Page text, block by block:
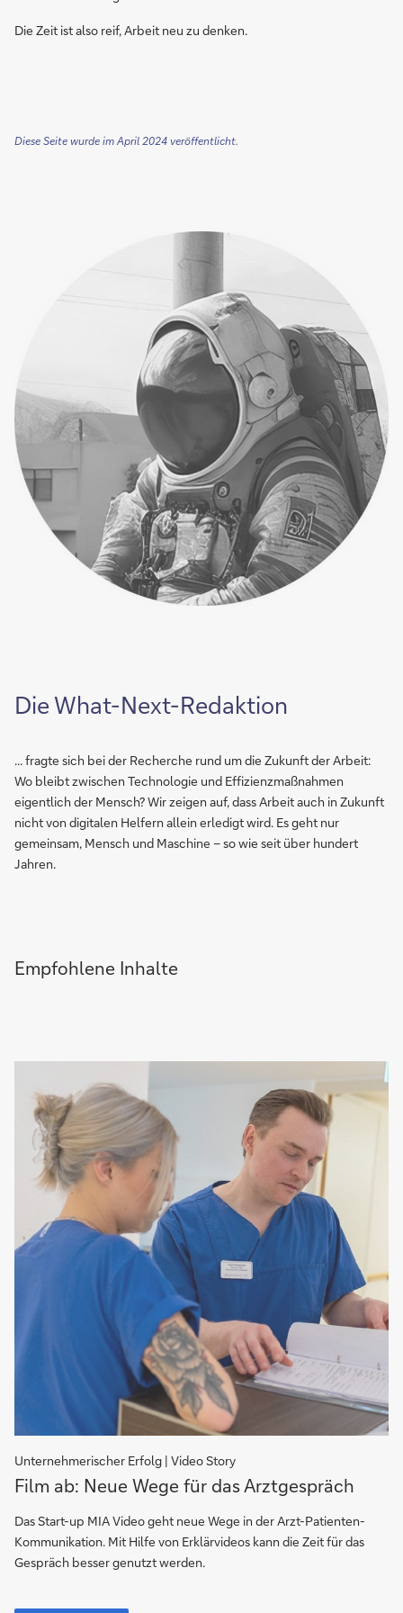
Die Zeit ist also reif, Arbeit neu zu denken.
Diese Seite wurde im April 2024 veröffentlicht.
Die What-Next-Redaktion
... fragte sich bei der Recherche rund um die Zukunft der Arbeit:
Wo bleibt zwischen Technologie und Effizienzmaßnahmen
eigentlich der Mensch? Wir zeigen auf, dass Arbeit auch in Zukunft
nicht von digitalen Helfern allein erledigt wird. Es geht nur
gemeinsam, Mensch und Maschine – so wie seit über hundert
Jahren.
Empfohlene Inhalte
Unternehmerischer Erfolg | Video Story
Film
ab
–
neue
Wege
das
Film ab: Neue Wege für das Arztgespräch
Das Start-up MIA Video geht neue Wege in der Arzt-Patienten-
Kommunikation. Mit Hilfe von Erklärvideos kann die Zeit für das
Gespräch besser genutzt werden.
Film